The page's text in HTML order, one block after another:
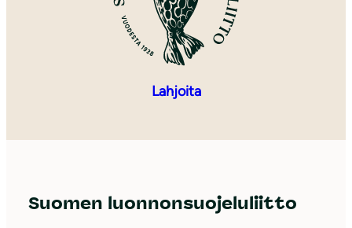
Lahjoita
Suomen luonnonsuojeluliitto